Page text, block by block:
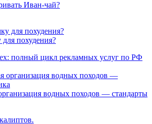
Иван-чай?
для похудения?
полный цикл рекламных услуг по РФ
водных походов — стандарты